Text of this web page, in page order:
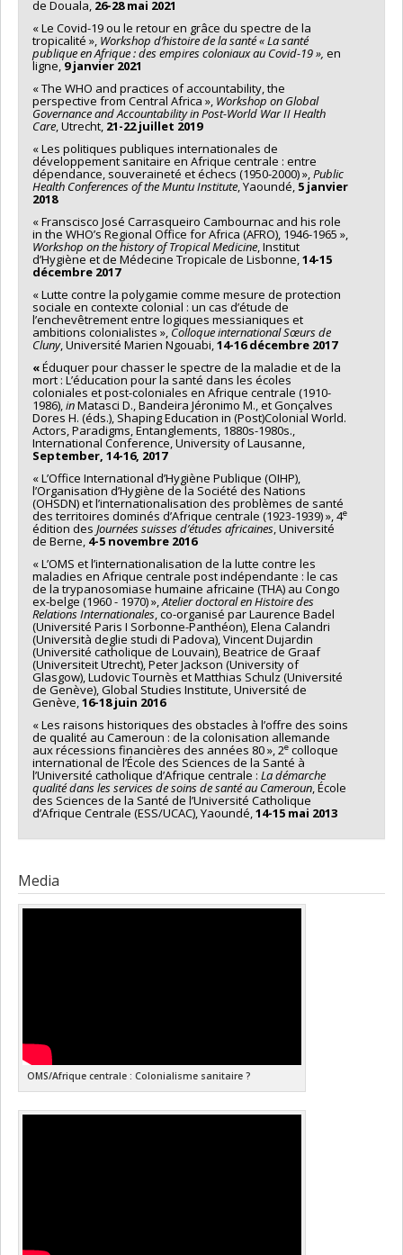
de Douala, 26-28 mai 2021
« Le Covid-19 ou le retour en grâce du spectre de la
tropicalité », Workshop d’histoire de la santé « La santé
publique en Afrique : des empires coloniaux au Covid-19 », en
ligne,9 janvier 2021
« The WHO and practices of accountability, the
perspective from Central Africa », Workshop on Global
Governance and Accountability in Post-World War II Health
Care, Utrecht, 21-22 juillet 2019
« Les politiques publiques internationales de
développement sanitaire en Afrique centrale : entre
dépendance, souveraineté et échecs (1950-2000) »,Public
Health Conferences of the Muntu Institute, Yaoundé, 5 janvier
2018
« Franscisco José Carrasqueiro Cambournac and his role
in the WHO’s Regional Office for Africa (AFRO), 1946-1965 »,
Workshop on the history of Tropical Medicine, Institut
d’Hygiène et de Médecine Tropicale de Lisbonne,14-15
décembre 2017
« Lutte contre la polygamie comme mesure de protection
sociale en contexte colonial : un cas d’étude de
l’enchevêtrement entre logiques messianiques et
ambitions colonialistes », Colloque international Sœurs de
Cluny, Université Marien Ngouabi,14-16 décembre 2017
«Éduquer pour chasser le spectre de la maladie et de la
mort : L’éducation pour la santé dans les écoles
coloniales et post-coloniales en Afrique centrale (1910-
1986),inMatasci D., Bandeira Jéronimo M., et Gonçalves
Dores H. (éds.), Shaping Education in (Post)Colonial World.
Actors, Paradigms, Entanglements, 1880s-1980s.,
International Conference, University of Lausanne,
September, 14-16, 2017
« L’Office International d’Hygiène Publique (OIHP),
l’Organisation d’Hygiène de la Société des Nations
(OHSDN) et l’internationalisation des problèmes de santé
des territoires dominés d’Afrique centrale (1923-1939) », 4e
édition des Journées suisses d’études africaines, Université
de Berne, 4-5 novembre 2016
« L’OMS et l’internationalisation de la lutte contre les
maladies en Afrique centrale post indépendante : le cas
de la trypanosomiase humaine africaine (THA) au Congo
ex-belge (1960 - 1970) »,Atelier doctoral en Histoire des
Relations Internationales, co-organisé par Laurence Badel
(Université Paris I Sorbonne-Panthéon), Elena Calandri
(Università deglie studi di Padova), Vincent Dujardin
(Université catholique de Louvain), Beatrice de Graaf
(Universiteit Utrecht), Peter Jackson (University of
Glasgow), Ludovic Tournès et Matthias Schulz (Université
de Genève), Global Studies Institute, Université de
Genève,16-18 juin 2016
« Les raisons historiques des obstacles à l’offre des soins
de qualité au Cameroun : de la colonisation allemande
aux récessions financières des années 80 », 2e colloque
international de l’École des Sciences de la Santé à
l’Université catholique d’Afrique centrale : La démarche
qualité dans les services de soins de santé au Cameroun, École
des Sciences de la Santé de l’Université Catholique
d’Afrique Centrale (ESS/UCAC), Yaoundé,14-15 mai 2013
Media
OMS/Afrique centrale : Colonialisme sanitaire ?